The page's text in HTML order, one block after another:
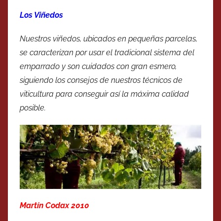
Los Viñedos
Nuestros viñedos, ubicados en pequeñas parcelas,
se caracterizan por usar el tradicional sistema del
emparrado y son cuidados con gran esmero,
siguiendo los consejos de nuestros técnicos de
viticultura para conseguir así la máxima calidad
posible.
Martín Codax 2010